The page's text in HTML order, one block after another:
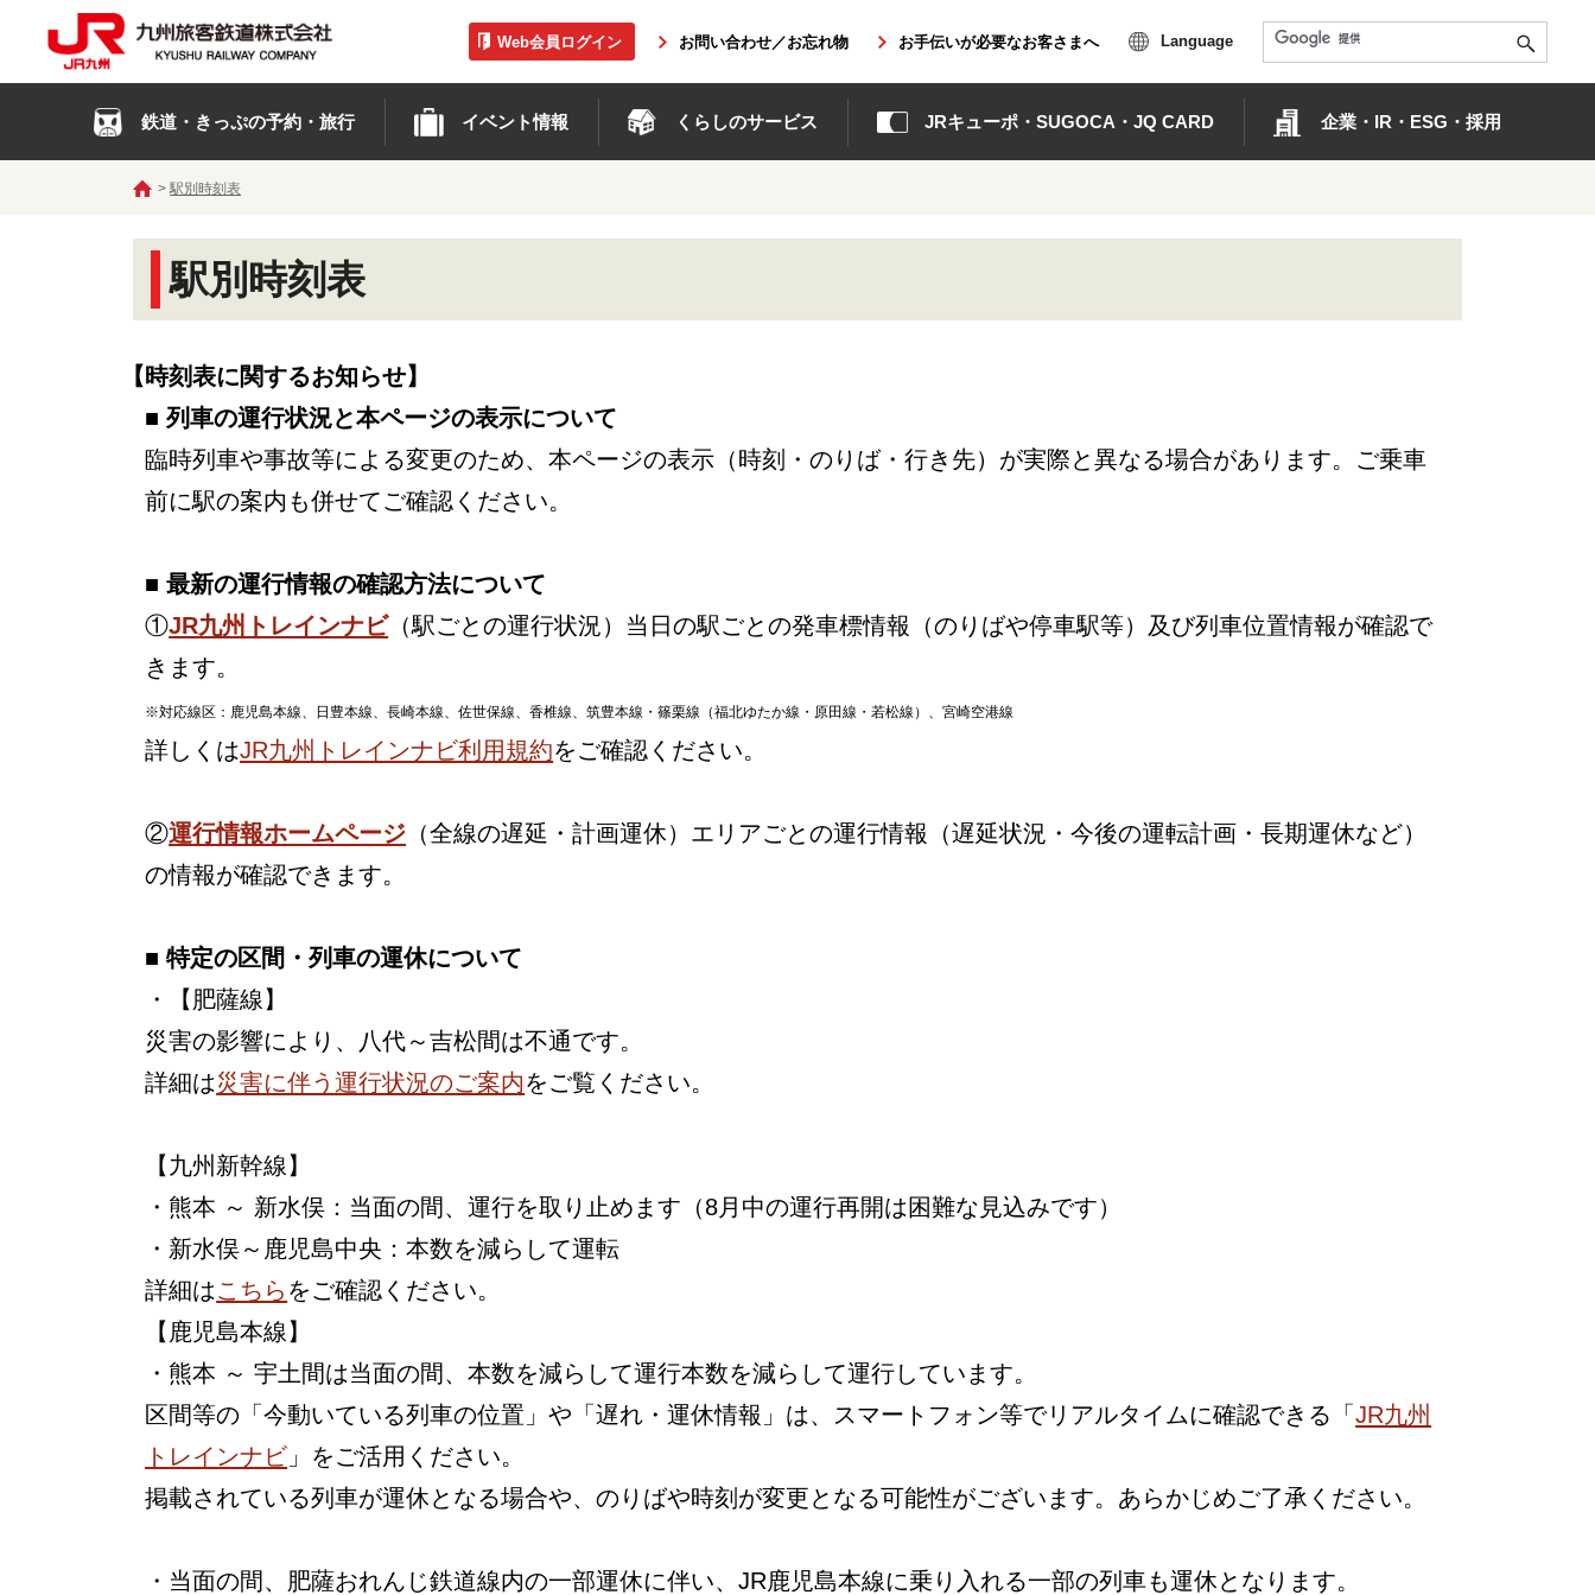
Web会員ログイン お問い合わせ／お忘れ物 お手伝いが必要なお客さまへ Language
鉄道・きっぷの予約・旅行 イベント情報 くらしのサービス JRキューポ・SUGOCA・JQ CARD 企業・IR・ESG・採用
駅別時刻表
駅別時刻表
【時刻表に関するお知らせ】
■ 列車の運行状況と本ページの表示について
臨時列車や事故等による変更のため、本ページの表示（時刻・のりば・行き先）が実際と異なる場合があります。ご乗車
前に駅の案内も併せてご確認ください。
■ 最新の運行情報の確認方法について
①JR九州トレインナビ（駅ごとの運行状況）当日の駅ごとの発車標情報（のりばや停車駅等）及び列車位置情報が確認で
きます。
※対応線区：鹿児島本線、日豊本線、長崎本線、佐世保線、香椎線、筑豊本線・篠栗線（福北ゆたか線・原田線・若松線）、宮崎空港線
詳しくはJR九州トレインナビ利用規約をご確認ください。
②運行情報ホームページ （全線の遅延・計画運休）エリアごとの運行情報（遅延状況・今後の運転計画・長期運休など）
の情報が確認できます。
■ 特定の区間・列車の運休について
・【肥薩線】
災害の影響により、八代～吉松間は不通です。
詳細は災害に伴う運行状況のご案内をご覧ください。
【九州新幹線】
・熊本 ～ 新水俣：当面の間、運行を取り止めます（8月中の運行再開は困難な見込みです）
・新水俣～鹿児島中央：本数を減らして運転
詳細はこちら をご確認ください。
【鹿児島本線】
・熊本 ～ 宇土間は当面の間、本数を減らして運行本数を減らして運行しています。
区間等の「今動いている列車の位置」や「遅れ・運休情報」は、スマートフォン等でリアルタイムに確認できる「JR九州
トレインナビ 」をご活用ください。
掲載されている列車が運休となる場合や、のりばや時刻が変更となる可能性がございます。あらかじめご了承ください。
・当面の間、肥薩おれんじ鉄道線内の一部運休に伴い、JR鹿児島本線に乗り入れる一部の列車も運休となります。